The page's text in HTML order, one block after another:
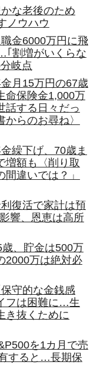
な老後のため
ノウハウ
金6000万円に飛
｢割増がいくらな
岐点
月15万円の67歳
命保険金1,000万
話する日々だっ
らのお尋ね〉
繰下げ、70歳ま
増額も〈削り取
違いでは？」
復活で家計は預
響、恩恵は高所
歳、貯金は500万
2000万は絶対必
守的な金銭感
フは困難に…生
き抜くために
を1カ月で売
すると…長期保